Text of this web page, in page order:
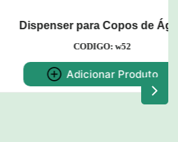
Copos de Água
Produto